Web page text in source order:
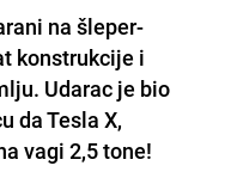
na šleper-
konstrukcije i
Udarac je bio
daTesla X,
vagi 2,5 tone!